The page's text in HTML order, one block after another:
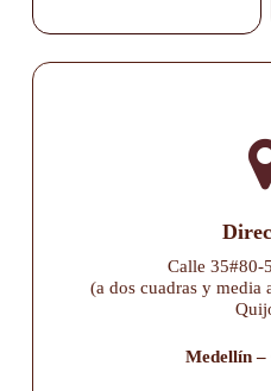
Calle 35#80-
(a dos cuadras y media
Medellín